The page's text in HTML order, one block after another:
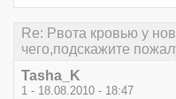
Re: Рвота кровью у
чего,подскажите
Tasha_K
1 - 18.08.2010 - 18:47